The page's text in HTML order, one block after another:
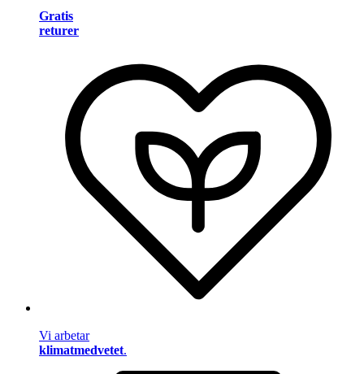
Gratis
returer
Vi arbetar
klimatmedvetet.